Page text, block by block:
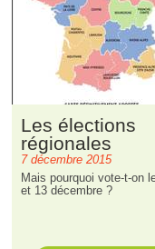
Les élections
régionales
7 décembre 2015
Mais pourquoi vote-t-on
et 13 décembre ?